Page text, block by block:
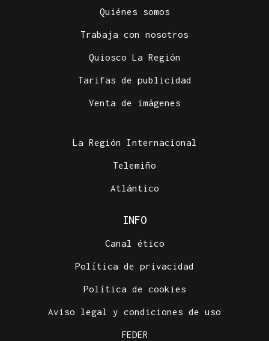
Quiénes somos
Trabaja con nosotros
Quiosco La Región
Tarifas de publicidad
Venta de imágenes
La Región Internacional
Telemiño
Atlántico
INFO
Canal ético
Política de privacidad
Política de cookies
Aviso legal y condiciones de uso
FEDER